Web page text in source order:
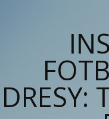
DRESY: